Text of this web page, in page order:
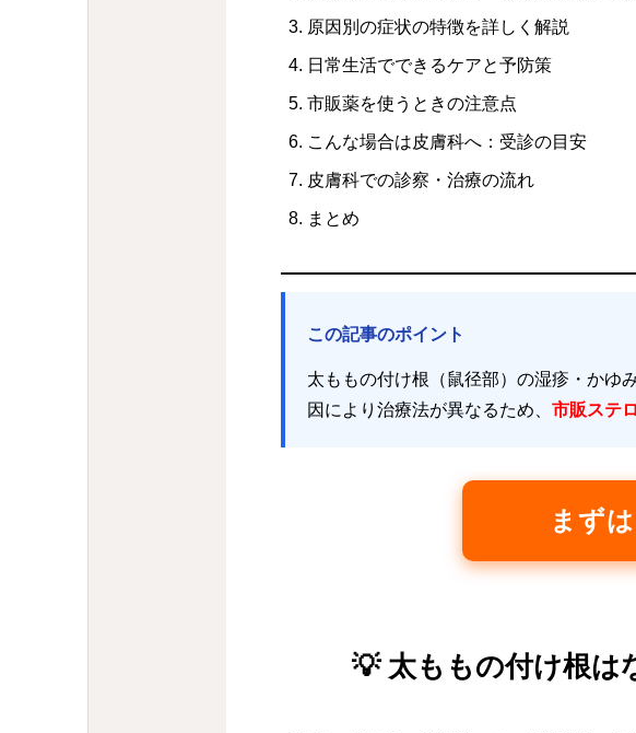
原因別の症状の特徴を詳しく解説
日常生活でできるケアと予防策
市販薬を使うときの注意点
こんな場合は皮膚科へ：受診の目安
皮膚科での診察・治療の流れ
まとめ
この記事のポイント
太ももの付け根（鼠径部）の湿疹・かゆ
因により治療法が異なるため、 市販ステ
まず
💡 太ももの付け根は